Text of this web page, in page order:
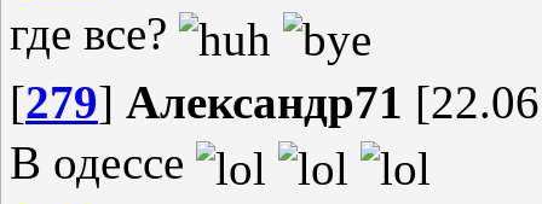
где все?
[279] Александр71
В одессе